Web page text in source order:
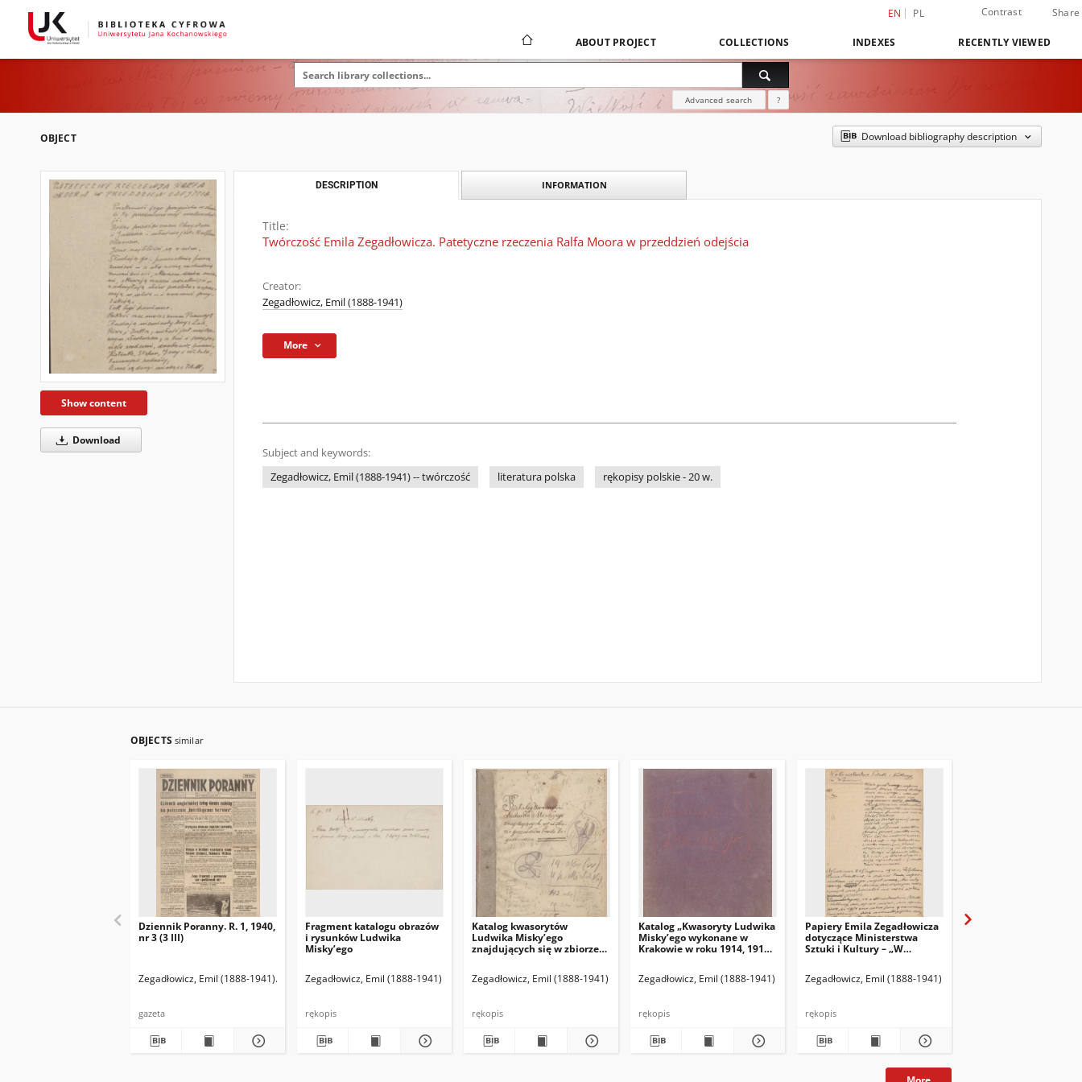
EN PL Contrast Share
ABOUT PROJECT COLLECTIONS INDEXES RECENTLY VIEWED
Advanced search ?
OBJECT Download bibliography description
Show content
Download
DESCRIPTION INFORMATION
Title:
Twórczość Emila Zegadłowicza. Patetyczne rzeczenia Ralfa Moora w przeddzień odejścia
Creator:
Zegadłowicz, Emil (1888-1941)
More
Subject and keywords:
Zegadłowicz, Emil (1888-1941) -- twórczość
literatura polska rękopisy polskie - 20 w.
OBJECTS similar
Dziennik Poranny. R. 1, 1940,
nr 3 (3 III)
Zegadłowicz, Emil (1888-1941) Reischer Leopold (red. naczelny) Hamann Bruno. Red. odpowiedzialny
gazeta
Fragment katalogu obrazów
i rysunków Ludwika
Misky’ego
Zegadłowicz, Emil (1888-1941)
rękopis
Katalog kwasorytów
Ludwika Misky’ego
znajdujących się w zbiorze
Zegadłowicz, Emil (1888-1941)
rękopis
Katalog „Kwasoryty Ludwika
Misky’ego wykonane w
Krakowie w roku 1914, 1915,
Zegadłowicz, Emil (1888-1941)
rękopis
Papiery Emila Zegadłowicza
dotyczące Ministerstwa
Sztuki i Kultury – „W
Zegadłowicz, Emil (1888-1941)
rękopis